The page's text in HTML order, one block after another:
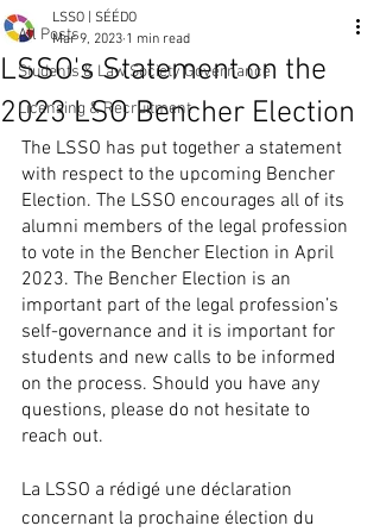
All Posts
Students & Law Society Governance
Licensing & Recruitment
LSSO's Statement on the
2023 LSO Bencher Election
LSSO | SÉÉDO
Mar 9, 2023 1 min read
The LSSO has put together a statement
with respect to the upcoming Bencher
Election. The LSSO encourages all of its
alumni members of the legal profession
to vote in the Bencher Election in April
2023. The Bencher Election is an
important part of the legal profession’s
self-governance and it is important for
students and new calls to be informed
on the process. Should you have any
questions, please do not hesitate to
reach out.
La LSSO a rédigé une déclaration
concernant la prochaine élection du